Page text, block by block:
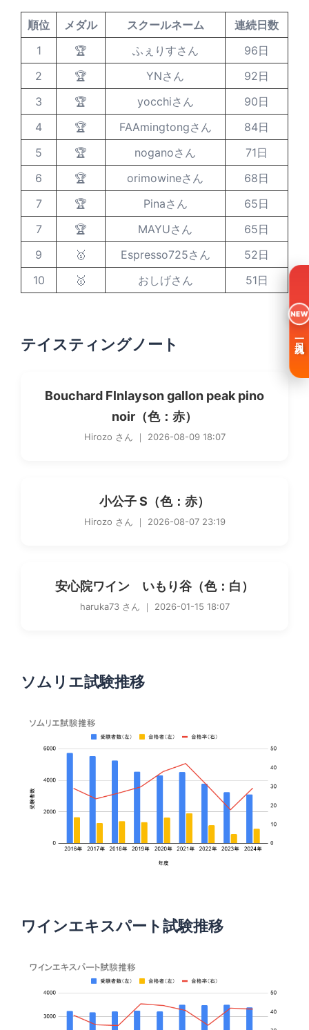
順位 メダル スクールネーム
連続日数
1
🏆 ふぇりすさん
96日
2
🏆 YNさん
92日
3
🏆 yocchiさん
90日
4
🏆 FAAmingtongさん
84日
5
🏆 noganoさん
71日
6
🏆 orimowineさん
68日
7
🏆 Pinaさん
65日
7
🏆 MAYUさん
65日
9
🥇 Espresso725さん
52日
10
🥇 おしげさん 51日
テイスティングノート
Bouchard Flnlayson gallon peak pino
noir（色：赤）
Hirozo さん ｜ 2026-08-09 18:07
小公子 S（色：赤）
Hirozo さん ｜ 2026-08-07 23:19
安心院ワイン いもり谷（色：白）
haruka73 さん ｜ 2026-01-15 18:07
ソムリエ試験推移
ワインエキスパート試験推移
NEW